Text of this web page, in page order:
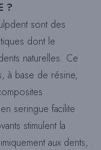
?
sont des
dont le
naturelles. Ce
à base de résine,
seringue facilite
stimulent la
aux dents,